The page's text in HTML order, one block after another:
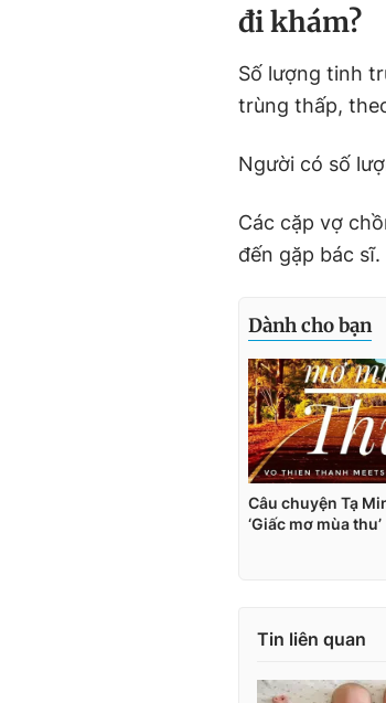
đi khám?
Số lượng tinh
trùng thấp,
Người có số
Các cặp vợ
đến gặp bác sĩ.
Tin liên quan